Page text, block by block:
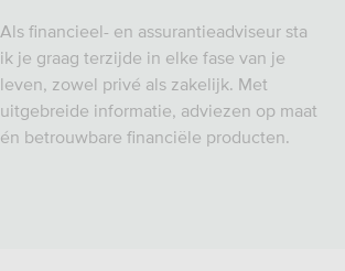
Als financieel- en assurantieadviseur sta
ik je graag terzijde in elke fase van je
leven, zowel privé als zakelijk. Met
uitgebreide informatie, adviezen op maat
én betrouwbare financiële producten.